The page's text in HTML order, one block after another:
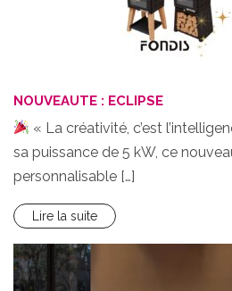
NOUVEAUTE : ECLIPSE
« La créativité, c’est
sa puissance de 5 kW, ce
personnalisable […]
Lire la suite